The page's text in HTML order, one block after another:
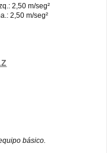
2,50 m/seg²
2,50 m/seg²
básico.